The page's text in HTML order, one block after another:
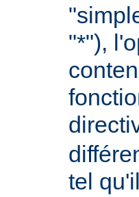
"*"),
tel